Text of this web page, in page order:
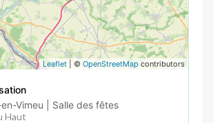
Leaflet | © OpenStreetMap contributors
Vimeu | Salle des fêtes
Haut